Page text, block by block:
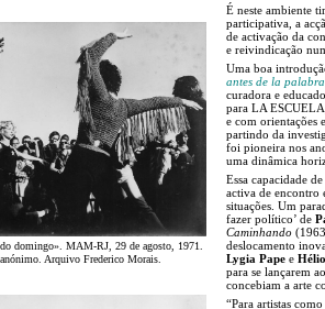
domingo». MAM-RJ, 29 de agosto, 1971.
Arquivo Frederico Morais.
É neste ambiente
participativa, a
de activação da
e reivindicação
Uma boa
antes de la
curadora e
para LA
e com orientações
partindo da
foi pioneira nos
uma dinâmica
Essa capacidade
activa de encontro
situações. Um
fazer político’ de
Caminhando
deslocamento
Lygia Pape e
para se lançarem
concebiam a arte
“Para artistas